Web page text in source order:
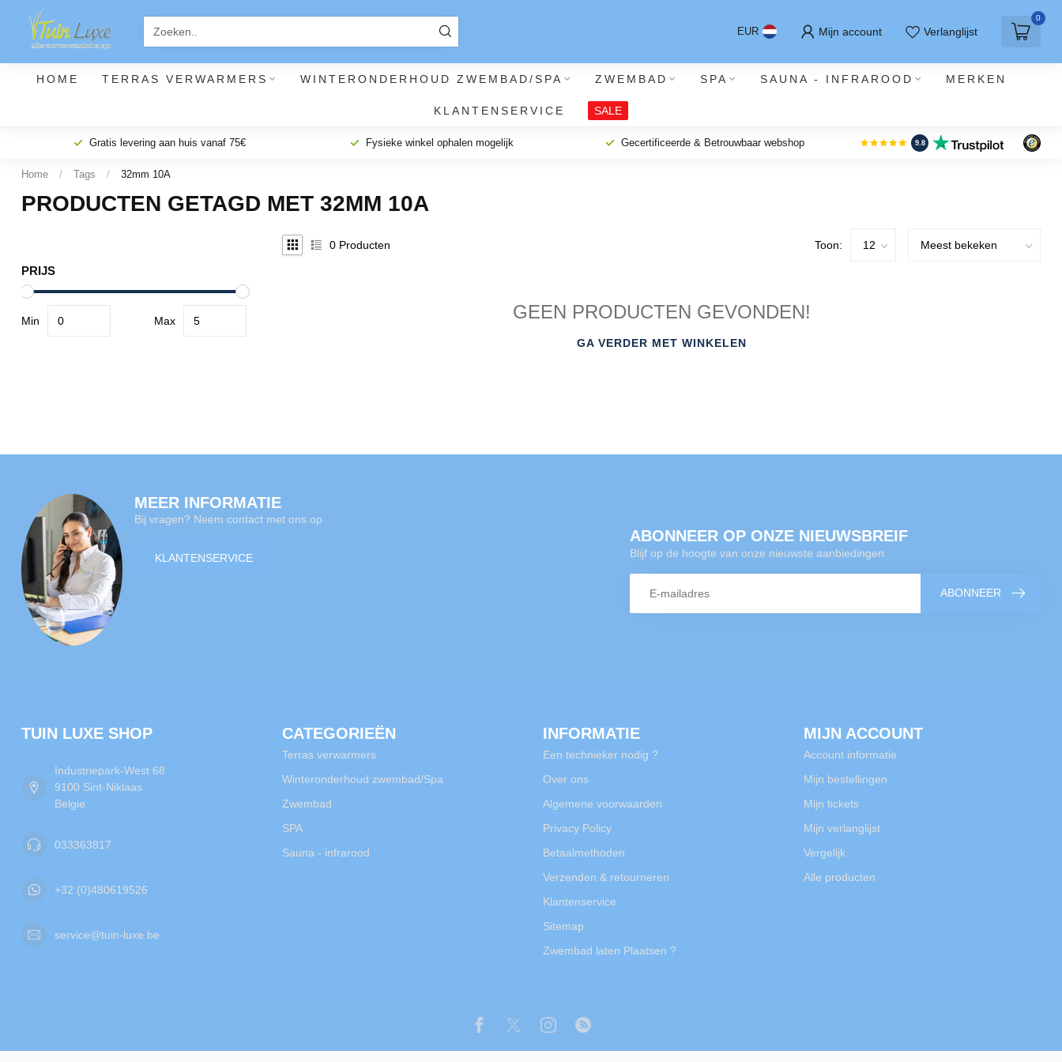
EUR Mijn account Verlanglijst
0
HOME TERRAS VERWARMERS WINTERONDERHOUD ZWEMBAD/SPA ZWEMBAD SPA SAUNA - INFRAROOD MERKEN
KLANTENSERVICE SALE
Gratis levering aan huis vanaf 75€ Fysieke winkel ophalen mogelijk Gecertificeerde & Betrouwbaar webshop 9.8
Home / Tags / 32mm 10A
PRODUCTEN GETAGD MET 32MM 10A
PRIJS
Min Max
0 Producten Toon:
GEEN PRODUCTEN GEVONDEN!
GA VERDER MET WINKELEN
MEER INFORMATIE
Bij vragen? Neem contact met ons op
KLANTENSERVICE
ABONNEER OP ONZE NIEUWSBREIF
Blijf op de hoogte van onze nieuwste aanbiedingen
ABONNEER
TUIN LUXE SHOP
Industriepark-West 68
9100 Sint-Niklaas
Belgie
033363817
+32 (0)480619526
service@tuin-luxe.be
CATEGORIEËN
Terras verwarmers
Winteronderhoud zwembad/Spa
Zwembad
SPA
Sauna - infrarood
INFORMATIE
Een technieker nodig ?
Over ons
Algemene voorwaarden
Privacy Policy
Betaalmethoden
Verzenden & retourneren
Klantenservice
Sitemap
Zwembad laten Plaatsen ?
MIJN ACCOUNT
Account informatie
Mijn bestellingen
Mijn tickets
Mijn verlanglijst
Vergelijk
Alle producten